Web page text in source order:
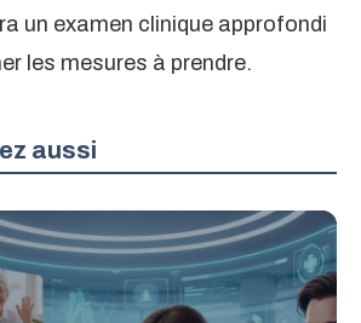
un examen clinique approfondi
les mesures à prendre.
aussi